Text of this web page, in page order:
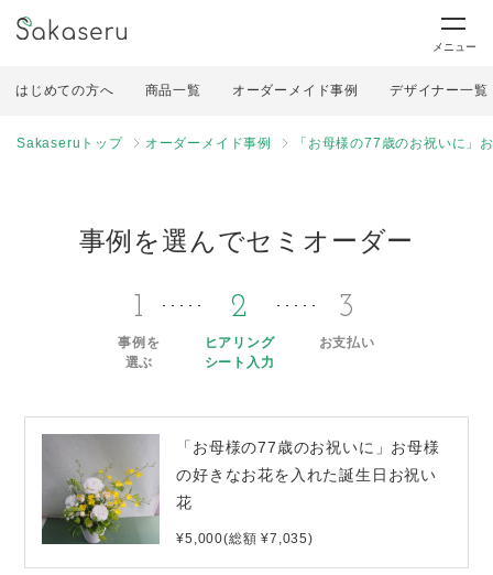
メニュー
はじめての方へ 商品一覧 オーダーメイド事例 デザイナー一覧
Sakaseruトップ オーダーメイド事例 「お母様の77歳のお祝いに」
事例を選んでセミオーダー
1
事例を
選ぶ
2
ヒアリング
シート入力
3
お支払い
「お母様の77歳のお祝いに」お母様
の好きなお花を入れた誕生日お祝い
花
¥5,000(総額 ¥7,035)